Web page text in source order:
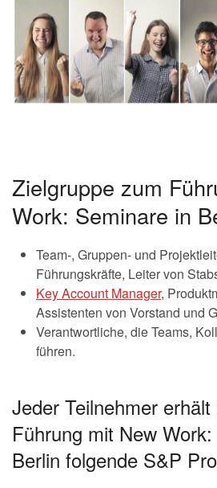
Zielgruppe zum
Work: Seminare in
Team-, Gruppen- und
Führungskräfte, Leiter von
Key Account Manager,
Assistenten von Vorstand und
Verantwortliche, die Teams,
führen.
Jeder Teilnehmer
Führung mit New
Berlin folgende S&P